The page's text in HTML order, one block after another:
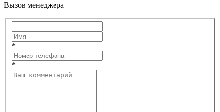
Вызов менеджера
*
*